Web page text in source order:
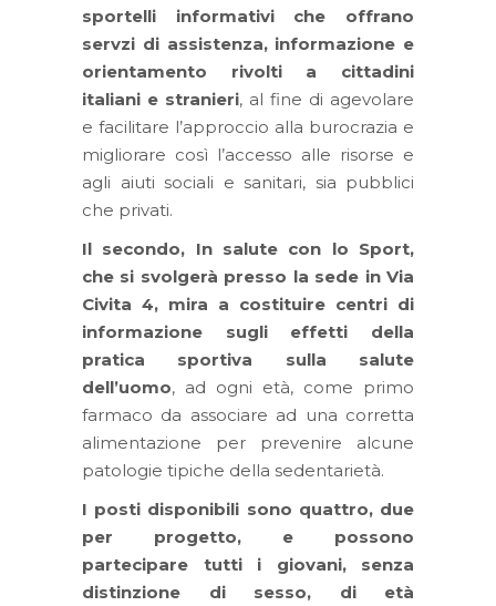
sportelli informativi che offrano
servzi di assistenza, informazione e
orientamento rivolti a cittadini
italiani e stranieri, al fine di agevolare
e facilitare l’approccio alla burocrazia e
migliorare così l’accesso alle risorse e
agli aiuti sociali e sanitari, sia pubblici
che privati.
Il secondo, In salute con lo Sport,
che si svolgerà presso la sede in Via
Civita 4, mira a costituire centri di
informazione sugli effetti della
pratica sportiva sulla salute
dell’uomo, ad ogni età, come primo
farmaco da associare ad una corretta
alimentazione per prevenire alcune
patologie tipiche della sedentarietà.
I posti disponibili sono quattro, due
per progetto, e possono
partecipare tutti i giovani, senza
distinzione di sesso, di età